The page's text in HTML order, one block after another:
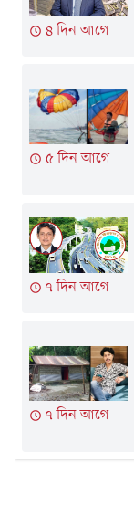
৪ দিন আগে
৫ দিন আগে
৭ দিন আগে
৭ দিন আগে